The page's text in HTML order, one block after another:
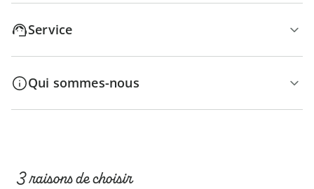
Service
Qui sommes-nous
3 raisons de choisir